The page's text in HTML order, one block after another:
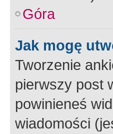
Góra
Jak mogę
Tworzenie
pierwszy post
powinieneś
wiadomości